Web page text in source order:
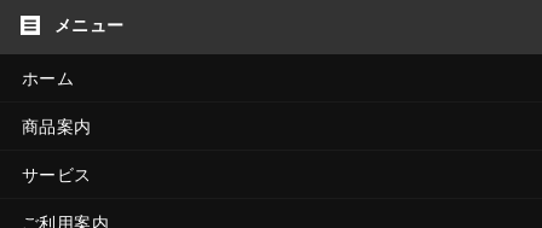
ホーム
商品案内
サービス
ご利用案内